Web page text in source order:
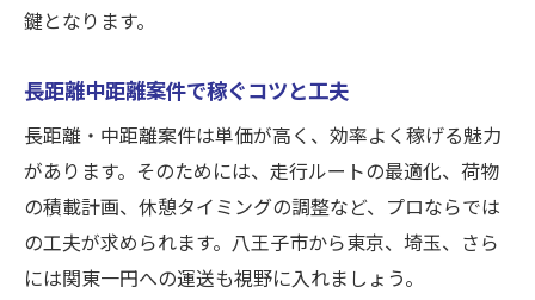
鍵となります。
長距離中距離案件で稼ぐコツと工夫
長距離・中距離案件は単価が高く、効率よく稼げる魅力
があります。そのためには、走行ルートの最適化、荷物
の積載計画、休憩タイミングの調整など、プロならでは
の工夫が求められます。八王子市から東京、埼玉、さら
には関東一円への運送も視野に入れましょう。